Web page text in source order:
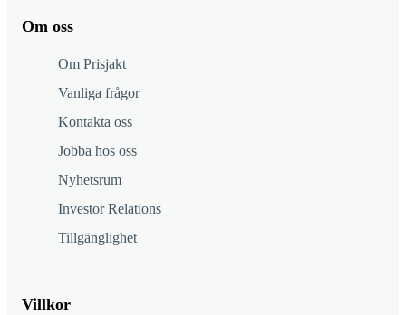
Om oss
Om Prisjakt
Vanliga frågor
Kontakta oss
Jobba hos oss
Nyhetsrum
Investor Relations
Tillgänglighet
Villkor